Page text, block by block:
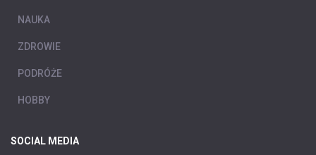
NAUKA
ZDROWIE
PODRÓŻE
HOBBY
SOCIAL MEDIA